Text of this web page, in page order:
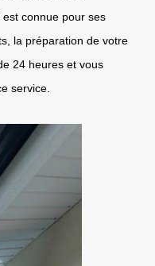
connue pour ses
la préparation de votre
24 heures et vous
service.